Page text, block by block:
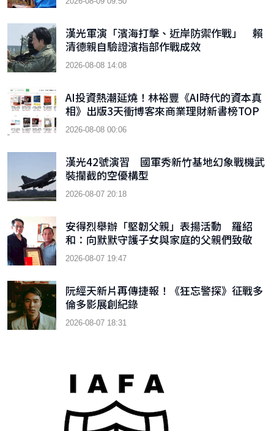
漢光軍演「濱海打擊、近岸防禦作戰」 賴
清德親自驗證濱指部作戰成效
2026-08-08 14:08
AI投資熱潮延燒！林裕豐《AI時代的資本真
相》出版3天衝博客來商業理財新書榜TOP
9
2026-08-08 00:06
漢光42號演習 國軍秀新竹基地幻象戰機武
裝攔截的空優構型
2026-08-07 20:18
安得烈舉辦「堅韌父親」表揚活動 羅紹
和：向默默守護子女與家庭的父親們致敬
2026-08-07 19:47
阮經天新片再傳捷報！《狂忘警探》征戰多
倫多影展創紀錄
2026-08-07 18:31